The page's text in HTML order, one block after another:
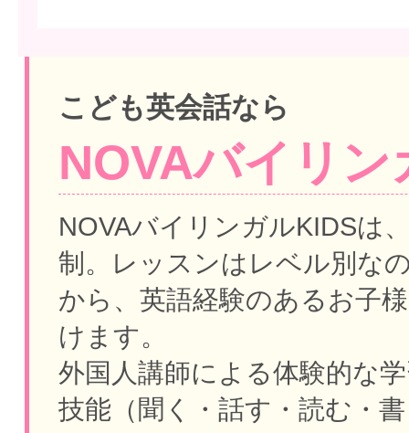
こども英会話なら
NOVAバイリン
NOVAバイリンガルKIDSは
制。
レッスンはレベル別な
から、英語経験のあるお子
けます。
外国人講師による体験的な
技能（聞く・話す・読む・